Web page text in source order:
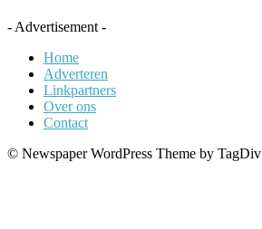
- Advertisement -
Home
Adverteren
Linkpartners
Over ons
Contact
© Newspaper WordPress Theme by TagDiv